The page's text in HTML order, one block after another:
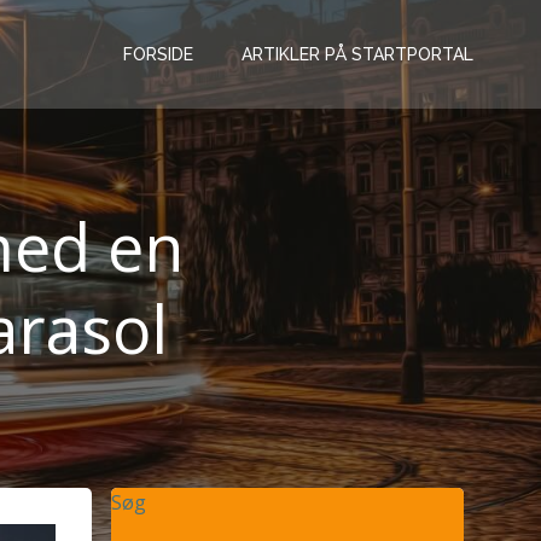
FORSIDE ARTIKLER PÅ STARTPORTAL
en
Søg